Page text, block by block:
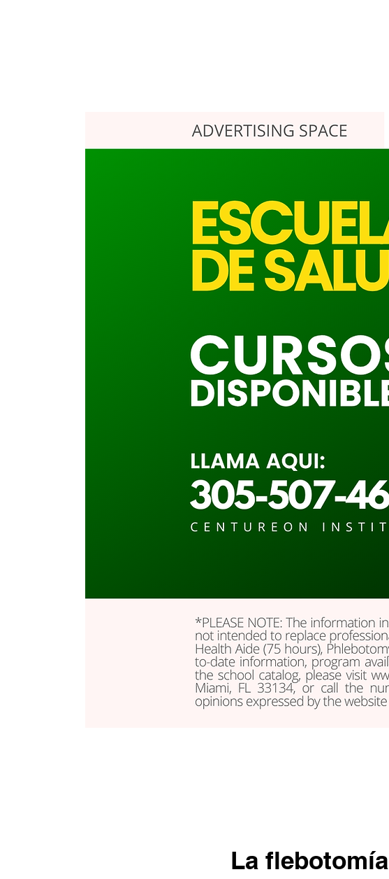
La